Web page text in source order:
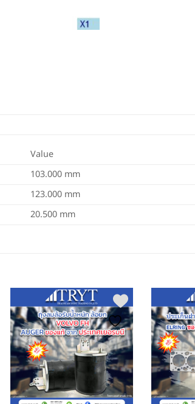
Value
103.000 mm
123.000 mm
20.500 mm